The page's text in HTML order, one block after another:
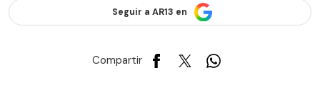
Seguir a AR13 en
Compartir